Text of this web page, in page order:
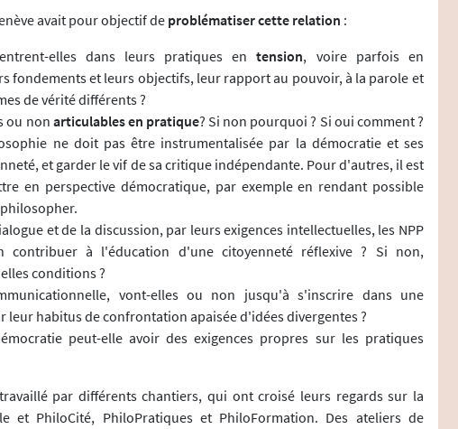
avait pour objectif de problématiser cette relation :
elles dans leurs pratiques en tension, voire parfois en
fondements et leurs objectifs, leur rapport au pouvoir, à la parole et
de vérité différents ?
ou non articulables en pratique? Si non pourquoi ? Si oui comment ?
ne doit pas être instrumentalisée par la démocratie et ses
et garder le vif de sa critique indépendante. Pour d'autres, il est
en perspective démocratique, par exemple en rendant possible
et de la discussion, par leurs exigences intellectuelles, les NPP
contribuer à l'éducation d'une citoyenneté réflexive ? Si non,
conditions ?
vont-elles ou non jusqu'à s'inscrire dans une
leur habitus de confrontation apaisée d'idées divergentes ?
peut-elle avoir des exigences propres sur les pratiques
par différents chantiers, qui ont croisé leurs regards sur la
et PhiloCité, PhiloPratiques et PhiloFormation. Des ateliers de